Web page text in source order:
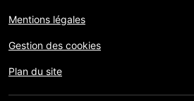
Mentions légales
Gestion des cookies
Plan du site